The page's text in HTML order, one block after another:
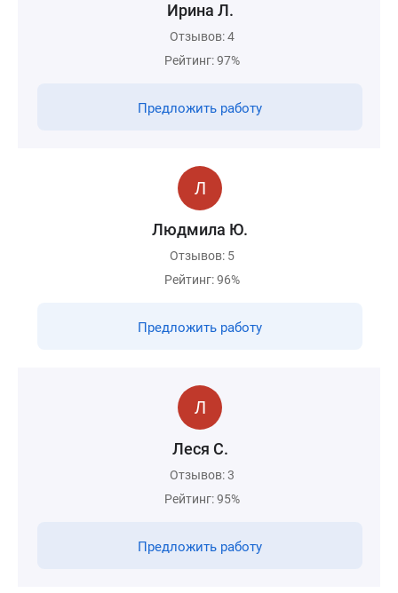
Ирина Л.
Отзывов: 4
Рейтинг: 97%
Предложить работу
Людмила Ю.
Отзывов: 5
Рейтинг: 96%
Предложить работу
Леся С.
Отзывов: 3
Рейтинг: 95%
Предложить работу